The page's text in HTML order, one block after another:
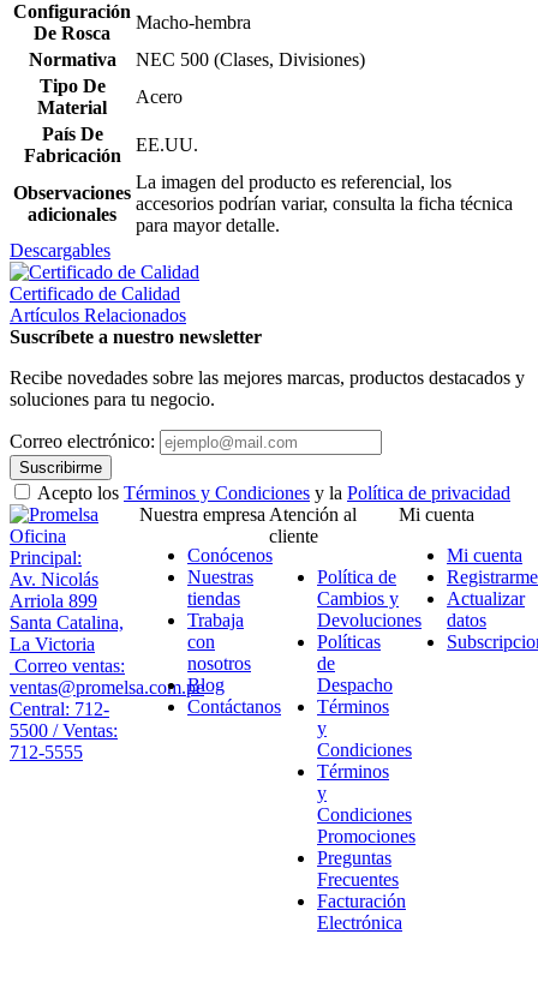
Configuración
De Rosca
Macho-hembra
Normativa
NEC 500 (Clases, Divisiones)
Tipo De
Material
Acero
País De
Fabricación
EE.UU.
Observaciones
adicionales
La imagen del producto es referencial, los
accesorios podrían variar, consulta la ficha técnica
para mayor detalle.
Descargables
Certificado de Calidad
Artículos Relacionados
Suscríbete a nuestro newsletter
Recibe novedades sobre las mejores marcas, productos destacados y
soluciones para tu negocio.
Correo electrónico:
Suscribirme
Acepto los Términos y Condiciones y la Política de privacidad
Oficina
Principal:
Av. Nicolás
Arriola 899
Santa Catalina,
La Victoria
Correo ventas:
ventas@promelsa.com.pe
Central: 712-
5500 / Ventas:
712-5555
Nuestra empresa
Conócenos
Nuestras
tiendas
Trabaja
con
nosotros
Blog
Contáctanos
Atención al
cliente
Política de
Cambios y
Devoluciones
Políticas
de
Despacho
Términos
y
Condiciones
Términos
y
Condiciones
Promociones
Preguntas
Frecuentes
Facturación
Electrónica
Mi cuenta
Mi cuenta
Registrarme
Actualizar
datos